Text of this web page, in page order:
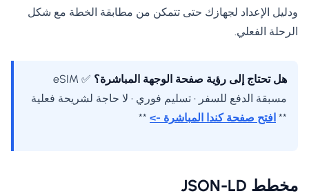
ودليل الإعداد لجهازك حتى تتمكن من مطابقة الخطة مع شكل
الرحلة الفعلي.
هل تحتاج إلى رؤية صفحة الوجهة المباشرة؟
✅ eSIM
مسبقة الدفع للسفر • تسليم فوري • لا حاجة لشريحة فعلية
** افتح صفحة كندا المباشرة -> **
مخطط JSON-LD